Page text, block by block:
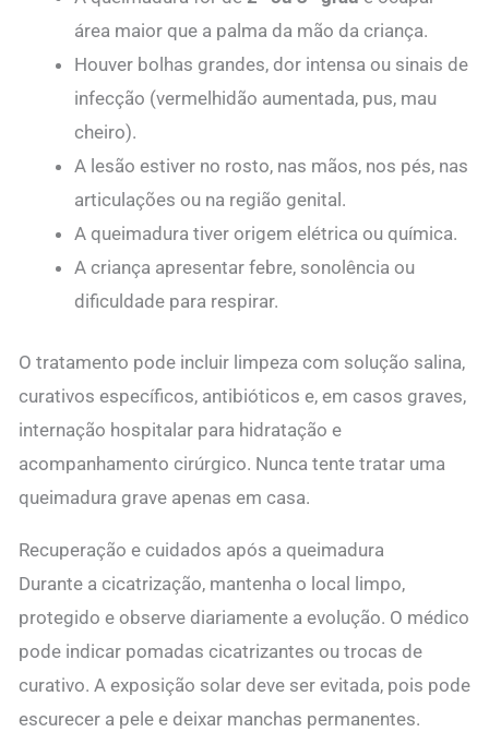
área maior que a palma da mão da criança.
Houver bolhas grandes, dor intensa ou sinais de
infecção (vermelhidão aumentada, pus, mau
cheiro).
A lesão estiver no rosto, nas mãos, nos pés, nas
articulações ou na região genital.
A queimadura tiver origem elétrica ou química.
A criança apresentar febre, sonolência ou
dificuldade para respirar.
O tratamento pode incluir limpeza com solução salina,
curativos específicos, antibióticos e, em casos graves,
internação hospitalar para hidratação e
acompanhamento cirúrgico. Nunca tente tratar uma
queimadura grave apenas em casa.
Recuperação e cuidados após a queimadura
Durante a cicatrização, mantenha o local limpo,
protegido e observe diariamente a evolução. O médico
pode indicar pomadas cicatrizantes ou trocas de
curativo. A exposição solar deve ser evitada, pois pode
escurecer a pele e deixar manchas permanentes.